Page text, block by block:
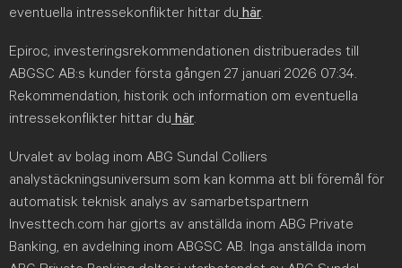
eventuella intressekonflikter hittar du här.
Epiroc, investeringsrekommendationen distribuerades till
ABGSC AB:s kunder första gången 27 januari 2026 07:34.
Rekommendation, historik och information om eventuella
intressekonflikter hittar du här.
Urvalet av bolag inom ABG Sundal Colliers
analystäckningsuniversum som kan komma att bli föremål för
automatisk teknisk analys av samarbetspartnern
Investtech.com har gjorts av anställda inom ABG Private
Banking, en avdelning inom ABGSC AB. Inga anställda inom